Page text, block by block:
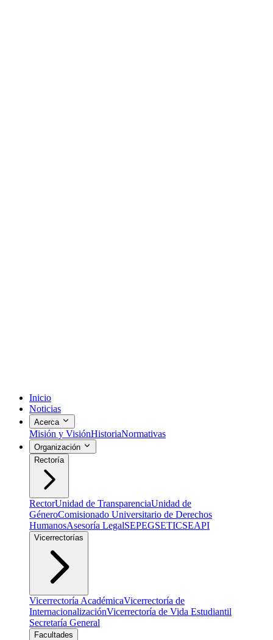
Inicio
Noticias
Acerca
Misión y VisiónHistoriaNormativas
Organización
Rectoría
RectorUnidad de TransparenciaUnidad de
GéneroComisionado Universitario de Derechos
HumanosAsesoría LegalSEPEGSETICSEAPI
Vicerrectorías
Vicerrectoría AcadémicaVicerrectoría de
InternacionalizaciónVicerrectoría de Vida Estudiantil
Secretaría General
Facultades